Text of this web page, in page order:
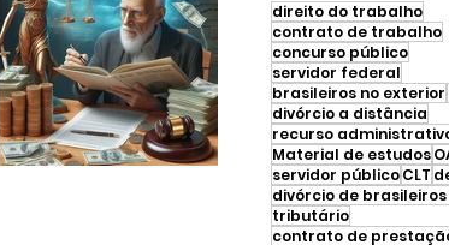
direito do trabalho
contrato de trabalho
concurso público
servidor federal
brasileiros no exterior
divórcio a distância
recurso
Material de estudos
servidor públicoCLT
tributário